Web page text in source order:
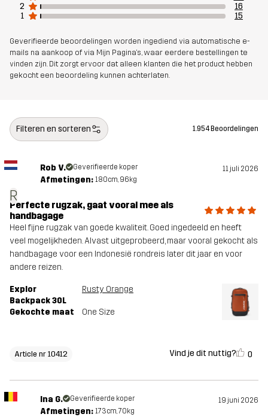
2
16
1
15
Geverifieerde beoordelingen worden ingediend via automatische e-
mails na aankoop of via Mijn Pagina's, waar eerdere bestellingen te
vinden zijn. Dit zorgt ervoor dat alleen klanten die het product hebben
gekocht een beoordeling kunnen achterlaten.
Filteren en sorteren 1.954 Beoordelingen
R
Rob V. Geverifieerde koper 11 juli 2026
Afmetingen: 180cm, 96kg
Perfecte rugzak, gaat vooral mee als
handbagage
Heel fijne rugzak van goede kwaliteit. Goed ingedeeld en heeft
veel mogelijkheden. Alvast uitgeprobeerd, maar vooral gekocht als
handbagage voor een Indonesië rondreis later dit jaar en voor
andere reizen.
Explor
Backpack 30L
Rusty Orange
Gekochte maat One Size
Article nr 10412 Vind je dit nuttig? 0
Ina G. Geverifieerde koper 19 juni 2026
Afmetingen: 173cm, 70kg